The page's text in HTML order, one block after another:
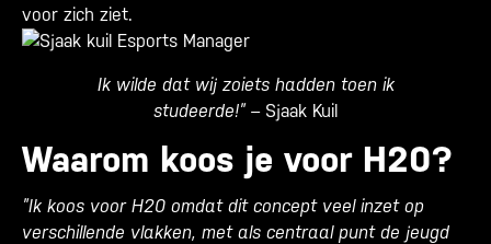
voor zich ziet.
Ik wilde dat wij zoiets hadden toen ik
studeerde!” – Sjaak Kuil
Waarom koos je voor H20?
”Ik koos voor H20 omdat dit concept veel inzet op
verschillende vlakken, met als centraal punt de jeugd